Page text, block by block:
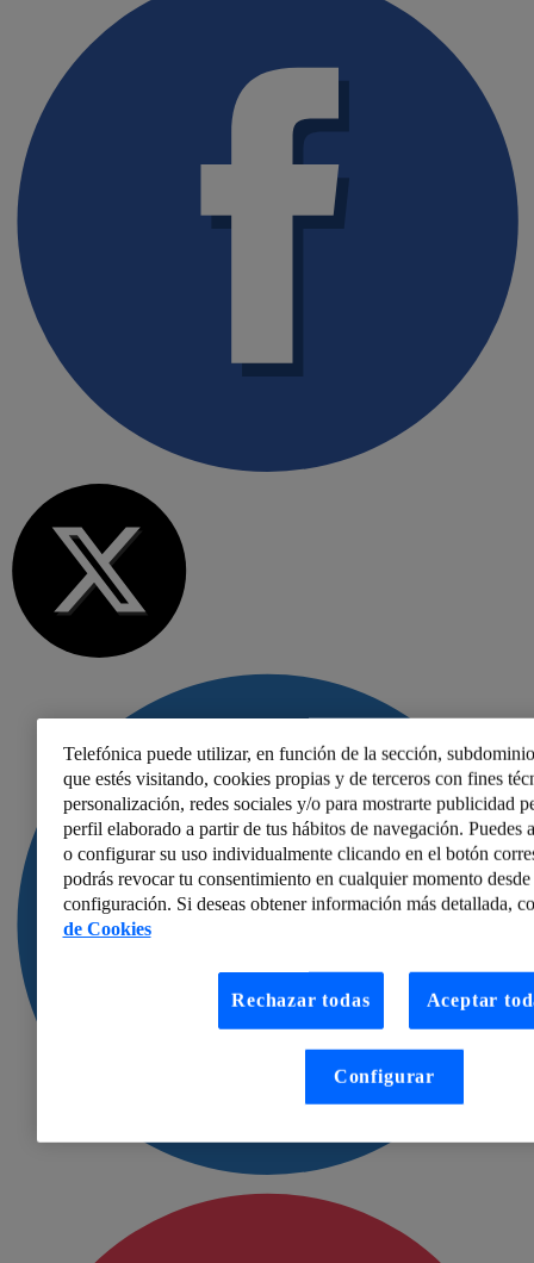
Telefónica puede utilizar, en función de la sección,
que estés visitando, cookies propias y de terceros con fines
personalización, redes sociales y/o para mostrarte publicidad
perfil elaborado a partir de tus hábitos de navegación. Puedes
o configurar su uso individualmente clicando en el botón
podrás revocar tu consentimiento en cualquier momento
configuración. Si deseas obtener información más detallada,
de Cookies
Rechazar todas Aceptar
Configurar